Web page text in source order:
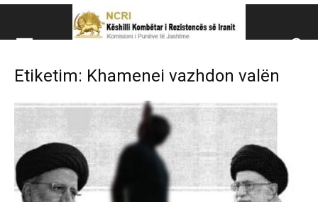
Këshillit Kombëtar të
Këshillit Kombëtar të Rezistencës së Iranit (NCRI)
Etiketim: Khamenei vazhdon valën